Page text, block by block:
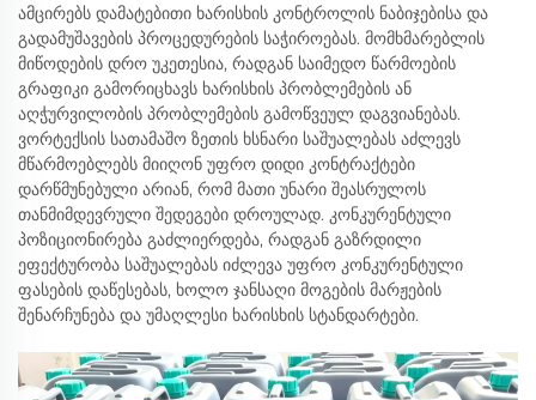
ამცირებს დამატებითი ხარისხის კონტროლის ნაბიჯებისა და
გადამუშავების პროცედურების საჭიროებას. მომხმარებლის
მიწოდების დრო უკეთესია, რადგან საიმედო წარმოების
გრაფიკი გამორიცხავს ხარისხის პრობლემების ან
აღჭურვილობის პრობლემების გამოწვეულ დაგვიანებას.
ვორტექსის სათამაშო ზეთის ხსნარი საშუალებას აძლევს
მწარმოებლებს მიიღონ უფრო დიდი კონტრაქტები
დარწმუნებული არიან, რომ მათი უნარი შეასრულოს
თანმიმდევრული შედეგები დროულად. კონკურენტული
პოზიციონირება გაძლიერდება, რადგან გაზრდილი
ეფექტურობა საშუალებას იძლევა უფრო კონკურენტული
ფასების დაწესებას, ხოლო ჯანსაღი მოგების მარჟების
შენარჩუნება და უმაღლესი ხარისხის სტანდარტები.